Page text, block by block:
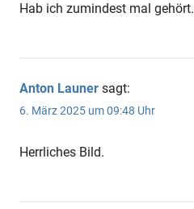
Hab ich zumindest mal gehört.
Anton Launer sagt:
6. März 2025 um 09:48 Uhr
Herrliches Bild.